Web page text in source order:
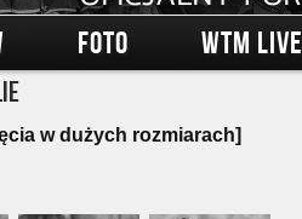
FOTO WTM LIVE
w dużych rozmiarach]